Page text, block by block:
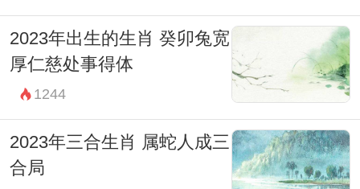
2023年出生的生肖 癸卯兔宽
厚仁慈处事得体
1244
2023年三合生肖 属蛇人成三
合局